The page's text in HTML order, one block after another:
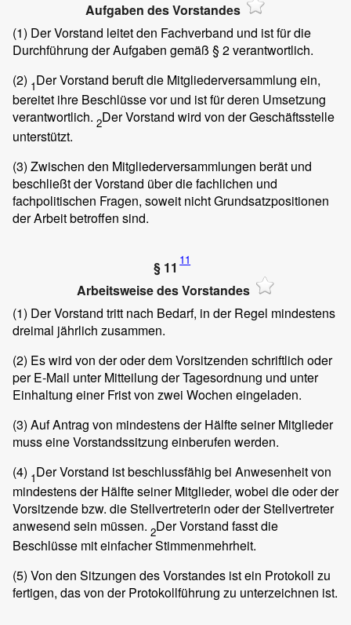
Aufgaben des Vorstandes
(1) Der Vorstand leitet den Fachverband und ist für die
Durchführung der Aufgaben gemäß § 2 verantwortlich.
(2) 1Der Vorstand beruft die Mitgliederversammlung ein,
bereitet ihre Beschlüsse vor und ist für deren Umsetzung
verantwortlich. 2Der Vorstand wird von der Geschäftsstelle
unterstützt.
(3) Zwischen den Mitgliederversammlungen berät und
beschließt der Vorstand über die fachlichen und
fachpolitischen Fragen, soweit nicht Grundsatzpositionen
der Arbeit betroffen sind.
§ 11 11
Arbeitsweise des Vorstandes
(1) Der Vorstand tritt nach Bedarf, in der Regel mindestens
dreimal jährlich zusammen.
(2) Es wird von der oder dem Vorsitzenden schriftlich oder
per E-Mail unter Mitteilung der Tagesordnung und unter
Einhaltung einer Frist von zwei Wochen eingeladen.
(3) Auf Antrag von mindestens der Hälfte seiner Mitglieder
muss eine Vorstandssitzung einberufen werden.
(4) 1Der Vorstand ist beschlussfähig bei Anwesenheit von
mindestens der Hälfte seiner Mitglieder, wobei die oder der
Vorsitzende bzw. die Stellvertreterin oder der Stellvertreter
anwesend sein müssen. 2Der Vorstand fasst die
Beschlüsse mit einfacher Stimmenmehrheit.
(5) Von den Sitzungen des Vorstandes ist ein Protokoll zu
fertigen, das von der Protokollführung zu unterzeichnen ist.